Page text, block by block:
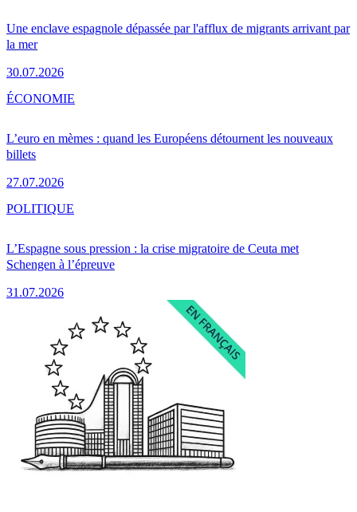
Une enclave espagnole dépassée par l'afflux de migrants arrivant par
la mer
30.07.2026
L’euro en mèmes : quand les Européens détournent les nouveaux
billets
27.07.2026
ÉCONOMIE
L’Espagne sous pression : la crise migratoire de Ceuta met
Schengen à l’épreuve
31.07.2026
POLITIQUE